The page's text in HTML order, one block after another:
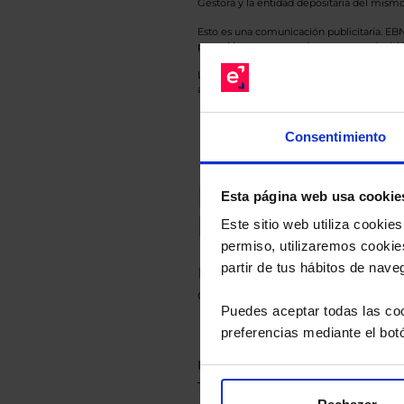
Consentimiento
Esta página web usa
Este sitio web utiliza
permiso, utilizaremos
partir de tus hábitos de
Puedes aceptar todas las
preferencias mediante el
Gestora y la entidad depositaria del
Esto es una comunicación publicitaria.
para el inversor antes de tomar una
Los datos de rentabilidad mostrados
anterior a Valor Liquidativo actual con
Le
Descárguese el archivoe
de sus alternativas de